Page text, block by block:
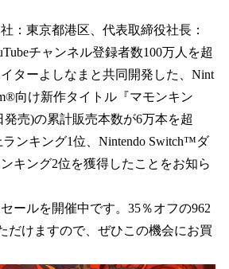
：東京都港区、代表取締役社長：
チャンネル登録者数100万人を超
ターよしなまと共同開発した、Nint
向け新作タイトル『マモンキン
発売)の累計販売本数が6万本を超
ランキング1位、Nintendo Switch™ダ
キング2位を獲得したことをお知ら
ールを開催中です。35％オフの962
だけますので、ぜひこの機会にお買